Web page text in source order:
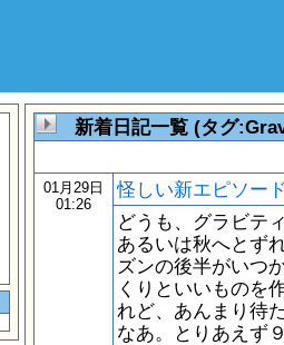
新着日記一覧 (タグ
01月29日
01:26
怪しい新エピソー
どうも、グラビテ
あるいは秋へとず
ズンの後半がいつ
くりといいものを
れど、あんまり待
なあ。とりあえず